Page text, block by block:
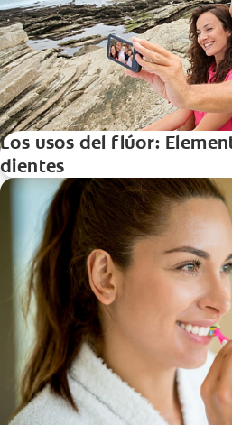
Los usos del flúor:
dientes